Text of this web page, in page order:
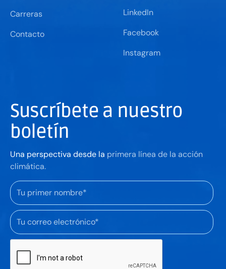
Carreras
Contacto
LinkedIn
Facebook
Instagram
Suscríbete a nuestro
boletín
Una perspectiva desde la primera línea de la acción
climática.